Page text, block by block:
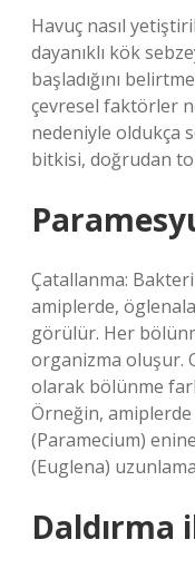
Havuç nasıl
dayanıklı kök
başladığını
çevresel faktörler
nedeniyle oldukça
bitkisi, doğrudan
Çatallanma:
amiplerde,
görülür. Her
organizma oluşur.
olarak bölünme
Örneğin,
(Paramecium)
(Euglena)
Daldırma